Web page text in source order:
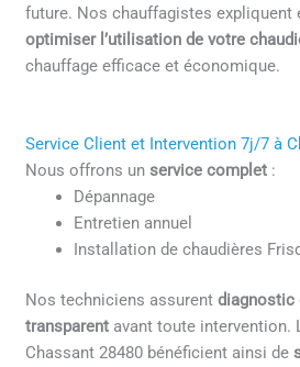
future. Nos chauffagistes expliquent
optimiser l’utilisation de votre
chauffage efficace et économique.
Service Client et Intervention 7j/7 à
Nous offrons unservice complet :
Dépannage
Entretien annuel
Installation de chaudières
Nos techniciens assurentdiagnostic
transparent avant toute intervention.
Chassant 28480 bénéficient ainsi de